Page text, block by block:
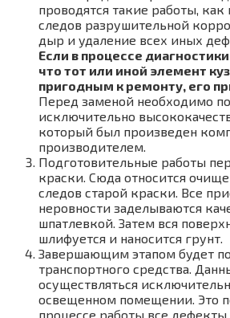
проводятся такие работы, как
следов разрушительной
дыр и удаление всех иных
Если в процессе
что тот или иной элемент
пригодным к ремонту, его
Перед заменой необходимо
исключительно
который был произведен
производителем.
Подготовительные работы
краски. Сюда относится
следов старой краски. Все
неровности заделываются
шпатлевкой. Затем вся
шлифуется и наносится грунт.
Завершающим этапом будет
транспортного средства.
осуществляться
освещенном помещении. Это
процессе работы все